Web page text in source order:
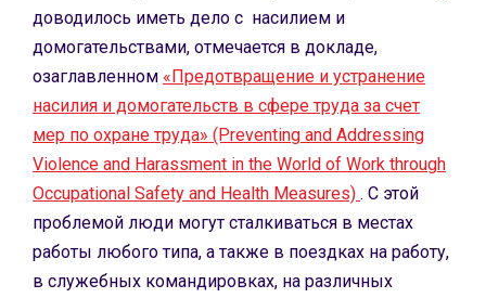
доводилось иметь дело с насилием и
домогательствами, отмечается в докладе,
озаглавленном «Предотвращение и устранение
насилия и домогательств в сфере труда за счет
мер по охране труда» (Preventing and Addressing
Violence and Harassment in the World of Work through
Occupational Safety and Health Measures) . С этой
проблемой люди могут сталкиваться в местах
работы любого типа, а также в поездках на работу,
в служебных командировках, на различных